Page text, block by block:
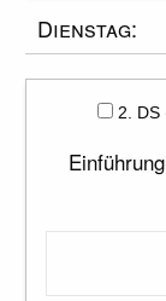
Dienstag:
2.